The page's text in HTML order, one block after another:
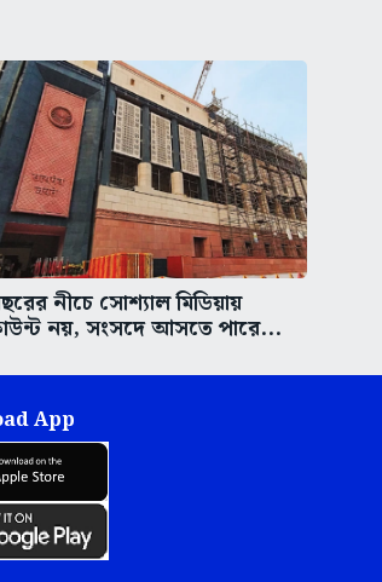
নীচে সোশ্যাল মিডিয়ায়
নয়, সংসদে আসতে পারে...
App